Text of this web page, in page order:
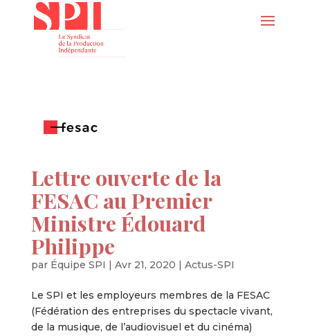
Lettre ouverte de la
FESAC au Premier
Ministre Édouard
Philippe
par Équipe SPI Avr 21, 2020 Actus-SPI
Le SPI et les employeurs membres de la FESAC
(Fédération des entreprises du spectacle vivant,
de la musique, de l’audiovisuel et du cinéma)